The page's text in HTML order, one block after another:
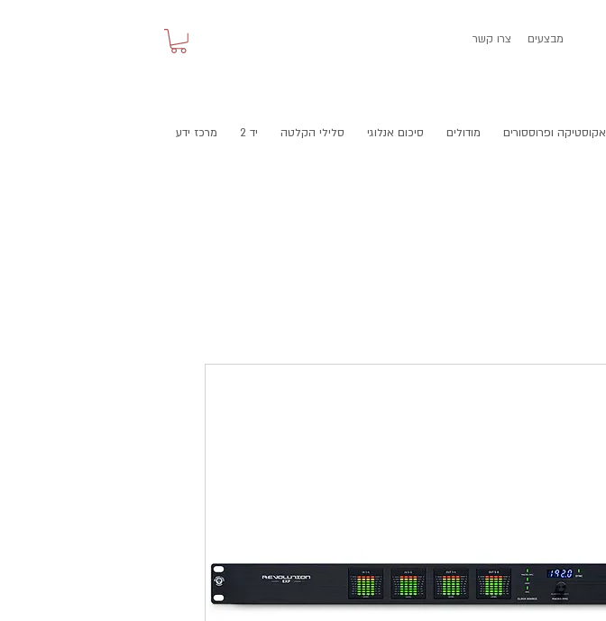
צרו קשר מבצעים
מרכז ידע יד 2 סלילי הקלטה סיכום אנלוגי מודולים אקוסטיקה ופרוססורים